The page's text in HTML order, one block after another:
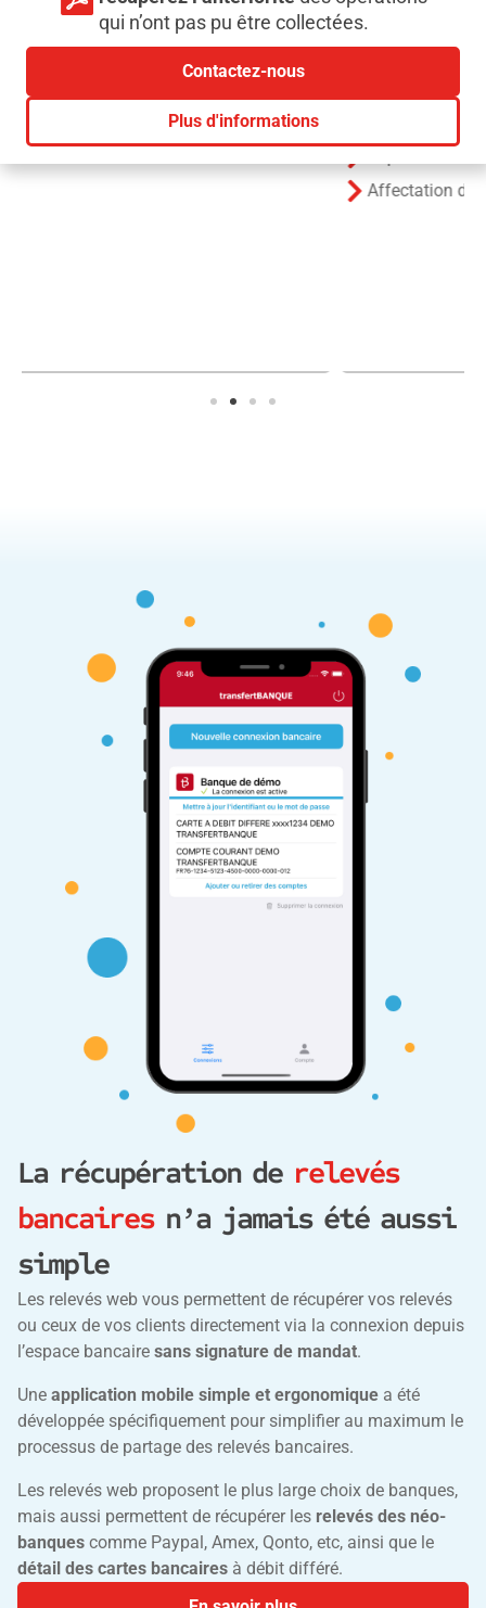
Comptabilisation automatique des lignes d’opération
Affectation des comptes comptables par mot-clé
La récupération de relevés
bancairesn’a jamais été aussi
simple
Les relevés web vous permettent de récupérer vos relevés
ou ceux de vos clients directement via la connexion depuis
l’espace bancaire sans signature de mandat.
Une application mobile simple et ergonomique a été
développée spécifiquement pour simplifier au maximum le
processus de partage des relevés bancaires.
Les relevés web proposent le plus large choix de banques,
mais aussi permettent de récupérer les relevés des néo-
banques comme Paypal, Amex, Qonto, etc, ainsi que le
détail des cartes bancaires à débit différé.
qui n’ont pas pu être collectées.
Contactez-nous
Plus d'informations